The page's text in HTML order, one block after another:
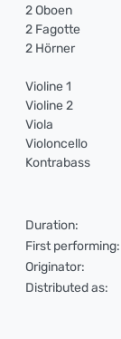
2 Oboen
2 Fagotte
2 Hörner
Violine 1
Violine 2
Viola
Violoncello
Kontrabass
Duration:
First performing:
Originator:
Distributed as: